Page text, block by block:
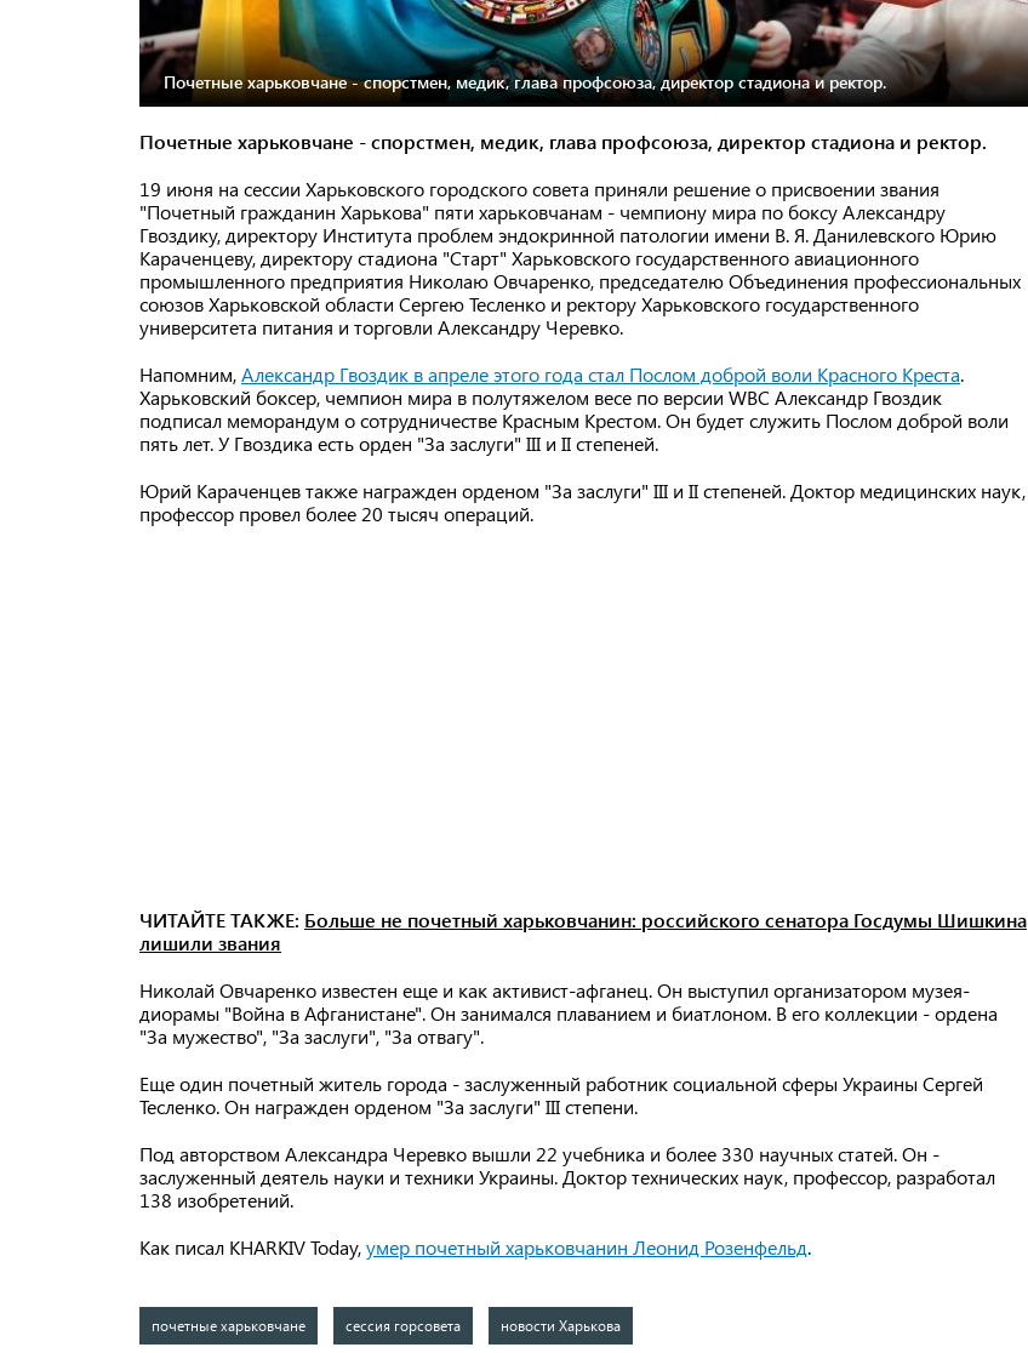
Почетные харьковчане - спорстмен, медик, глава профсоюза, директор стадиона и ректор.
Почетные харьковчане - спорстмен, медик, глава профсоюза, директор стадиона и ректор.
19 июня на сессии Харьковского городского совета приняли решение о присвоении звания
"Почетный гражданин Харькова" пяти харьковчанам - чемпиону мира по боксу Александру
Гвоздику, директору Института проблем эндокринной патологии имени В. Я. Данилевского Юрию
Караченцеву, директору стадиона "Старт" Харьковского государственного авиационного
промышленного предприятия Николаю Овчаренко, председателю Объединения профессиональных
союзов Харьковской области Сергею Тесленко и ректору Харьковского государственного
университета питания и торговли Александру Черевко.
Напомним,Александр Гвоздик в апреле этого года стал Послом доброй воли Красного Креста.
Харьковский боксер, чемпион мира в полутяжелом весе по версии WBC Александр Гвоздик
подписал меморандум о сотрудничестве Красным Крестом. Он будет служить Послом доброй воли
пять лет. У Гвоздика есть орден "За заслуги" III и II степеней.
Юрий Караченцев также награжден орденом "За заслуги" III и II степеней. Доктор медицинских наук,
профессор провел более 20 тысяч операций.
ЧИТАЙТЕ ТАКЖЕ: Больше не почетный харьковчанин: российского сенатора Госдумы Шишкина
лишили звания
Николай Овчаренко известен еще и как активист-афганец. Он выступил организатором музея-
диорамы "Война в Афганистане". Он занимался плаванием и биатлоном. В его коллекции - ордена
"За мужество", "За заслуги", "За отвагу".
Еще один почетный житель города - заслуженный работник социальной сферы Украины Сергей
Тесленко. Он награжден орденом "За заслуги" III степени.
Под авторством Александра Черевко вышли 22 учебника и более 330 научных статей. Он -
заслуженный деятель науки и техники Украины. Доктор технических наук, профессор, разработал
138 изобретений.
Как писал KHARKIV Today,умер почетный харьковчанин Леонид Розенфельд.
почетные харьковчане сессия горсовета новости Харькова